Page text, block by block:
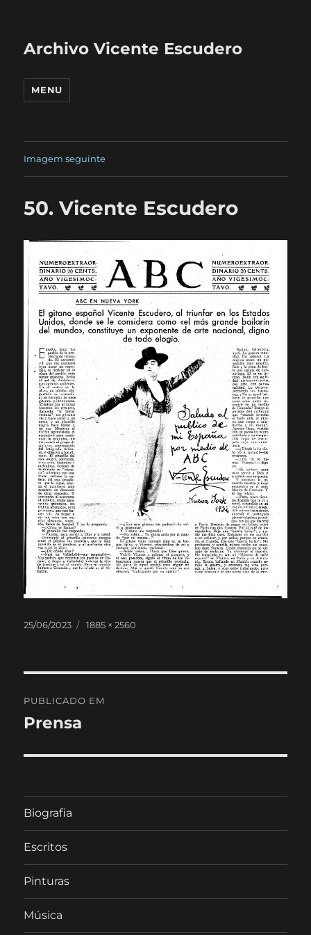
Archivo Vicente Escudero
MENU
Imagem seguinte
50. Vicente Escudero
Publicado
25/06/2023
Tamanho
1885 × 2560
de
PUBLICADO EM
Prensa
Biografia
Escritos
Pinturas
Música